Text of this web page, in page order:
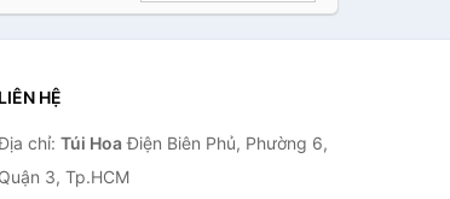
LIÊN HỆ
chỉ: Túi HoaĐiện Biên Phủ, Phường 6,
Quận 3, Tp.HCM